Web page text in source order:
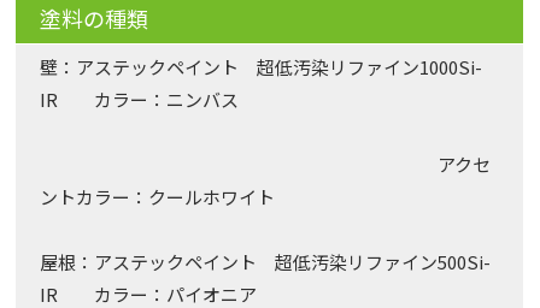
塗料の種類
壁：アステックペイント 超低汚染リファイン1000Si-
IR カラー：ニンバス
アクセ
ントカラー：クールホワイト
屋根：アステックペイント 超低汚染リファイン500Si-
IR カラー：パイオニア